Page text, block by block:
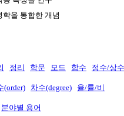
학을 통합한 개념
정리 학문 모드 함수 정수/상수
(order) 차수(degree) 율/률/비
분야별 용어